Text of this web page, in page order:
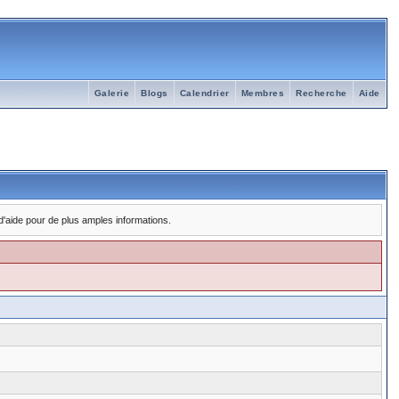
Aide
Recherche
Membres
Calendrier
Blogs
Galerie
pour de plus amples informations.